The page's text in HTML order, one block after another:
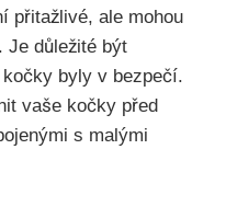
přitažlivé, ale mohou
Je důležité být
byly v bezpečí.
vaše kočky před
s malými